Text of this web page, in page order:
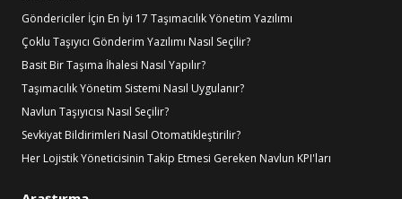
Göndericiler İçin En İyi 17 Taşımacılık Yönetim Yazılımı
Çoklu Taşıyıcı Gönderim Yazılımı Nasıl Seçilir?
Basit Bir Taşıma İhalesi Nasıl Yapılır?
Taşımacılık Yönetim Sistemi Nasıl Uygulanır?
Navlun Taşıyıcısı Nasıl Seçilir?
Sevkiyat Bildirimleri Nasıl Otomatikleştirilir?
Her Lojistik Yöneticisinin Takip Etmesi Gereken Navlun KPI'ları